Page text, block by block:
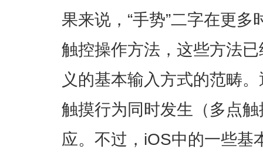
果来说，“手势”二字在更
触控操作方法，这些方法
义的基本输入方式的范畴
触摸行为同时发生（多点
应。不过，iOS中的一些基